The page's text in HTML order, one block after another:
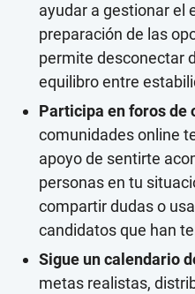
ayudar a gestionar el
preparación de las
permite desconectar
equilibro entre
Participa en foros de
comunidades online
apoyo de sentirte
personas en tu
compartir dudas o
candidatos que han
Sigue un calendario
metas realistas,